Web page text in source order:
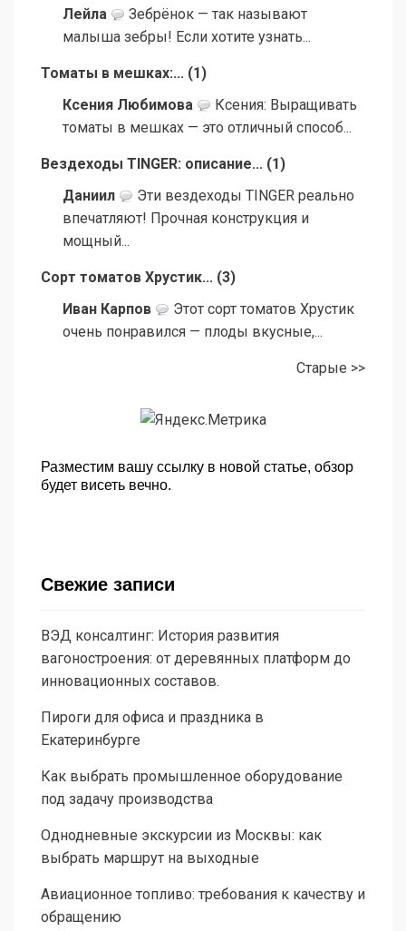
Лейла
Зебрёнок — так называют
малыша зебры! Если хотите узнать...
Томаты в мешках:... (1 )
Ксения Любимова
Ксения: Выращивать
томаты в мешках — это отличный способ...
Вездеходы TINGER: описание... (1 )
Даниил
Эти вездеходы TINGER реально
впечатляют! Прочная конструкция и
мощный...
Сорт томатов Хрустик... (3)
Иван Карпов
Этот сорт томатов Хрустик
очень понравился — плоды вкусные,...
Старые >>
Разместим вашу ссылку в новой статье, обзор
будет висеть вечно.
Свежие записи
ВЭД консалтинг: История развития
вагоностроения: от деревянных платформ до
инновационных составов.
Пироги для офиса и праздника в
Екатеринбурге
Как выбрать промышленное оборудование
под задачу производства
Однодневные экскурсии из Москвы: как
выбрать маршрут на выходные
Авиационное топливо: требования к качеству и
обращению